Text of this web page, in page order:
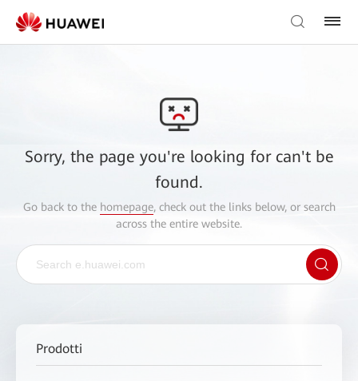
Sorry, the page you're looking for can't be
found.
Go back to the homepage, check out the links below, or search
across the entire website.
Prodotti